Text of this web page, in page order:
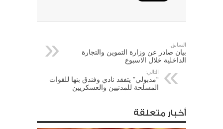
السابق:
بيان صادر عن وزارة التموين والتجارة
الداخلية خلال الاسبوع
التالي:
“مدبولي” يتفقد نادي وفندق بنها للقوات
المسلحة للمدنيين والعسكريين
أخبار متعلقة